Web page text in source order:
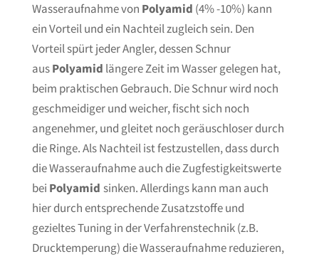
Wasseraufnahme von Polyamid (4% -10%) kann
ein Vorteil und ein Nachteil zugleich sein. Den
Vorteil spürt jeder Angler, dessen Schnur
ausPolyamid längere Zeit im Wasser gelegen hat,
beim praktischen Gebrauch. Die Schnur wird noch
geschmeidiger und weicher, fischt sich noch
angenehmer, und gleitet noch geräuschloser durch
die Ringe. Als Nachteil ist festzustellen, dass durch
die Wasseraufnahme auch die Zugfestigkeitswerte
bei Polyamid sinken. Allerdings kann man auch
hier durch entsprechende Zusatzstoffe und
gezieltes Tuning in der Verfahrenstechnik (z.B.
Drucktemperung) die Wasseraufnahme reduzieren,